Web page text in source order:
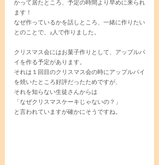
かって居たところ、予定の時間より早めに来られ
ます！
なぜ作っているかを話しところ、一緒に作りたい
とのことで、2人で作りました。
クリスマス会にはお菓子作りとして、アップルパ
イを作る予定があります。
それは１回目のクリスマス会の時にアップルパイ
を焼いたところ好評だったためですが、
それを知らない生徒さんからは
「なぜクリスマスケーキじゃないの？」
と言われていますが確かにそうですね。